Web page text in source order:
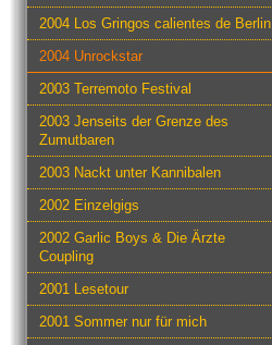
2004 Los Gringos calientes de Berlin
2004 Unrockstar
2003 Terremoto Festival
2003 Jenseits der Grenze des
Zumutbaren
2003 Nackt unter Kannibalen
2002 Einzelgigs
2002 Garlic Boys & Die Ärzte
Coupling
2001 Lesetour
2001 Sommer nur für mich